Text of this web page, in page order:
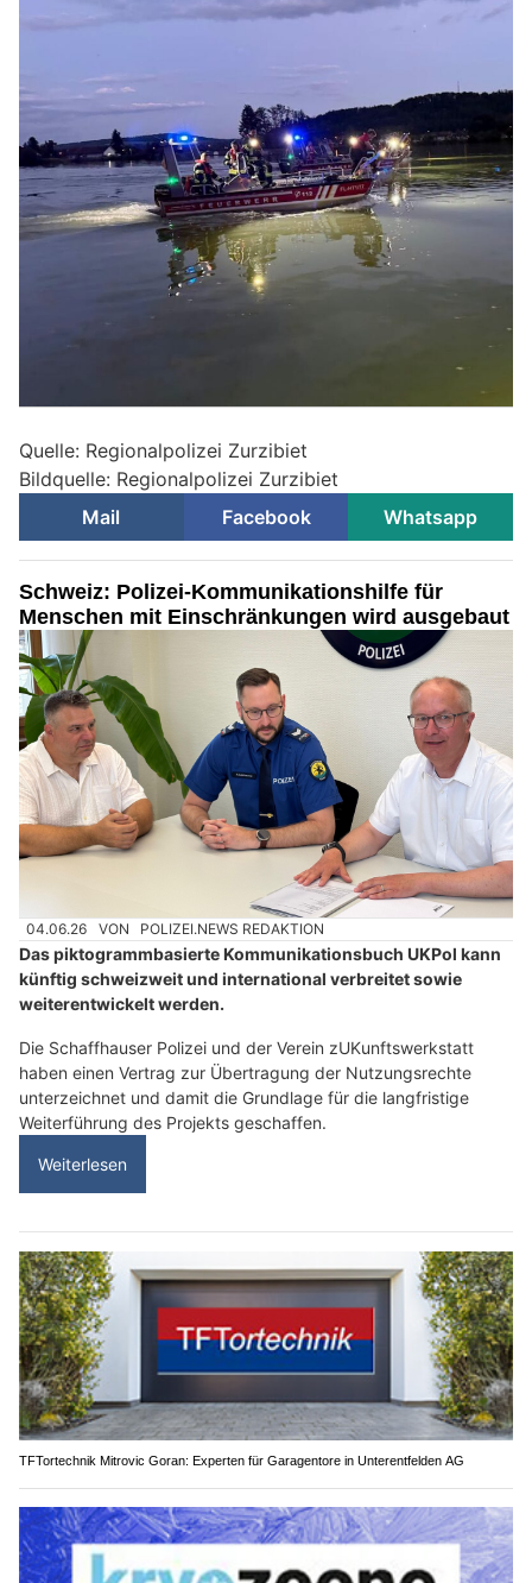
Quelle: Regionalpolizei Zurzibiet
Bildquelle: Regionalpolizei Zurzibiet
Mail
Facebook Whatsapp
Schweiz: Polizei-Kommunikationshilfe für
Menschen mit Einschränkungen wird ausgebaut
04.06.26 VON POLIZEI.NEWS REDAKTION
Das piktogrammbasierte Kommunikationsbuch UKPol kann
künftig schweizweit und international verbreitet sowie
weiterentwickelt werden.
Die Schaffhauser Polizei und der Verein zUKunftswerkstatt
haben einen Vertrag zur Übertragung der Nutzungsrechte
unterzeichnet und damit die Grundlage für die langfristige
Weiterführung des Projekts geschaffen.
Weiterlesen
TFTortechnik Mitrovic Goran: Experten für Garagentore in Unterentfelden AG